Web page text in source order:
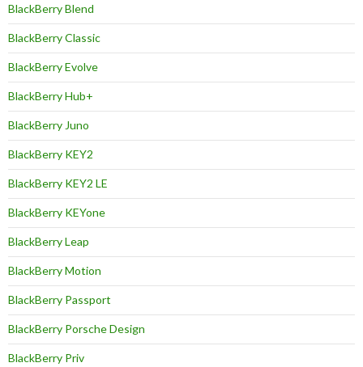
BlackBerry Blend
BlackBerry Classic
BlackBerry Evolve
BlackBerry Hub+
BlackBerry Juno
BlackBerry KEY2
BlackBerry KEY2 LE
BlackBerry KEYone
BlackBerry Leap
BlackBerry Motion
BlackBerry Passport
BlackBerry Porsche Design
BlackBerry Priv